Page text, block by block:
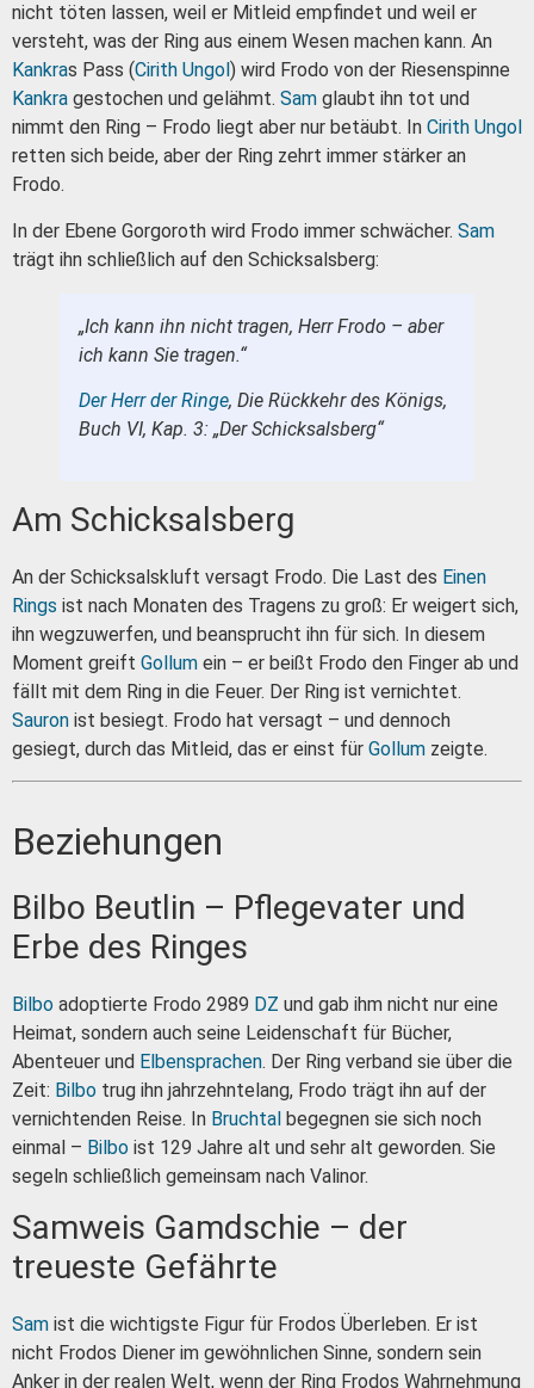
nicht töten lassen, weil er Mitleid empfindet und weil er
versteht, was der Ring aus einem Wesen machen kann. An
Kankras Pass (Cirith Ungol ) wird Frodo von der Riesenspinne
Kankra gestochen und gelähmt. Sam glaubt ihn tot und
nimmt den Ring – Frodo liegt aber nur betäubt. In Cirith Ungol
retten sich beide, aber der Ring zehrt immer stärker an
Frodo.
In der Ebene Gorgoroth wird Frodo immer schwächer. Sam
trägt ihn schließlich auf den Schicksalsberg:
„Ich kann ihn nicht tragen, Herr Frodo – aber
ich kann Sie tragen.“
Der Herr der Ringe, Die Rückkehr des Königs,
Buch VI, Kap. 3: „Der Schicksalsberg“
Am Schicksalsberg
An der Schicksalskluft versagt Frodo. Die Last des Einen
Rings ist nach Monaten des Tragens zu groß: Er weigert sich,
ihn wegzuwerfen, und beansprucht ihn für sich. In diesem
Moment greift Gollum ein – er beißt Frodo den Finger ab und
fällt mit dem Ring in die Feuer. Der Ring ist vernichtet.
Sauron ist besiegt. Frodo hat versagt – und dennoch
gesiegt, durch das Mitleid, das er einst für Gollum zeigte.
Beziehungen
Bilbo Beutlin – Pflegevater und
Erbe des Ringes
Bilbo adoptierte Frodo 2989 DZ und gab ihm nicht nur eine
Heimat, sondern auch seine Leidenschaft für Bücher,
Abenteuer und Elbensprachen. Der Ring verband sie über die
Zeit: Bilbo trug ihn jahrzehntelang, Frodo trägt ihn auf der
vernichtenden Reise. In Bruchtal begegnen sie sich noch
einmal – Bilbo ist 129 Jahre alt und sehr alt geworden. Sie
segeln schließlich gemeinsam nach Valinor.
Samweis Gamdschie – der
treueste Gefährte
Sam ist die wichtigste Figur für Frodos Überleben. Er ist
nicht Frodos Diener im gewöhnlichen Sinne, sondern sein
Anker in der realen Welt, wenn der Ring Frodos Wahrnehmung